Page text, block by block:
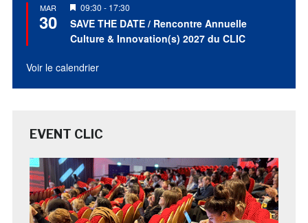
MAR
30
Mis
en
avant
09:30 - 17:30
SAVE THE DATE / Rencontre Annuelle
Culture & Innovation(s) 2027 du CLIC
Voir le calendrier
EVENT CLIC